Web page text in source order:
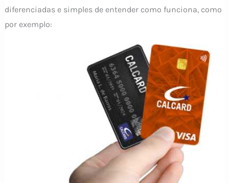
diferenciadas e simples de entender como funciona, como
por exemplo: